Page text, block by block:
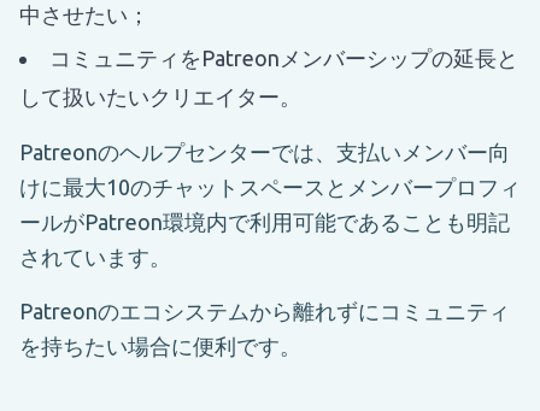
中させたい；
コミュニティをPatreonメンバーシップの延長と
して扱いたいクリエイター。
Patreonのヘルプセンターでは、支払いメンバー向
けに最大10のチャットスペースとメンバープロフィ
ールがPatreon環境内で利用可能であることも明記
されています。
Patreonのエコシステムから離れずにコミュニティ
を持ちたい場合に便利です。